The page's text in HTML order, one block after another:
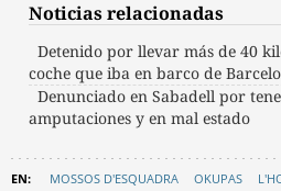
Noticias relacionadas
Detenido por llevar más de 40
coche que iba en barco de
Denunciado en Sabadell por
amputaciones y en mal estado
MOSSOS D'ESQUADRA OKUPAS